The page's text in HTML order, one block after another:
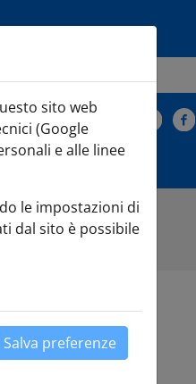
alla Newsletter
+1,1 per cento
sito web
(Google
e alle linee
le impostazioni di
dal sito è possibile
Salva preferenze